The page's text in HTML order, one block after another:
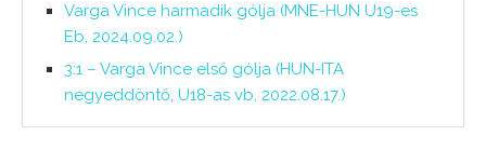
Varga Vince harmadik gólja (MNE-HUN U19-es
Eb, 2024.09.02.)
3:1 – Varga Vince első gólja (HUN-ITA
negyeddöntő, U18-as vb, 2022.08.17.)